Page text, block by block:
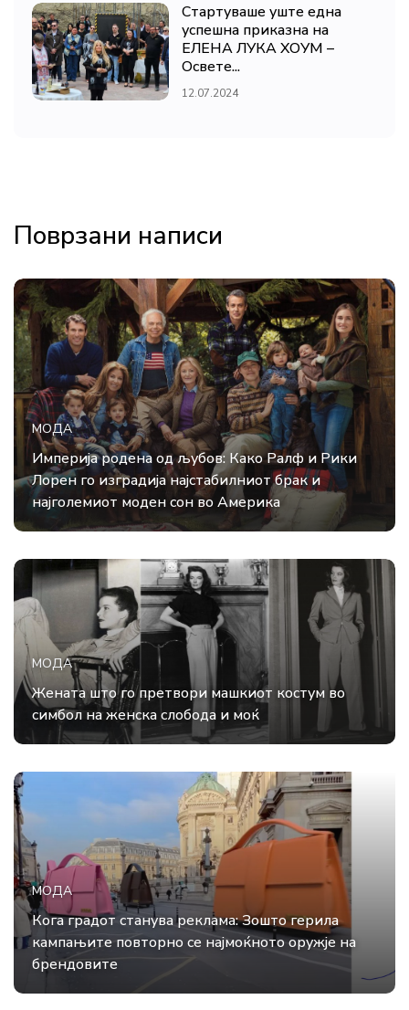
Стартуваше уште една
успешна приказна на
ЕЛЕНА ЛУКА ХОУМ –
Освете...
12.07.2024
Поврзани написи
МОДА
Империја родена од љубов: Како Ралф и Рики
Лорен го изградија најстабилниот брак и
најголемиот моден сон во Америка
МОДА
Жената што го претвори машкиот костум во
симбол на женска слобода и моќ
МОДА
Кога градот станува реклама: Зошто герила
кампањите повторно се најмоќното оружје на
брендовите